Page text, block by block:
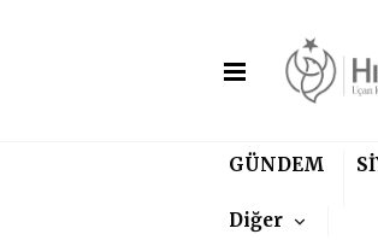
GÜNDEM
Diğer
12:54
15:38